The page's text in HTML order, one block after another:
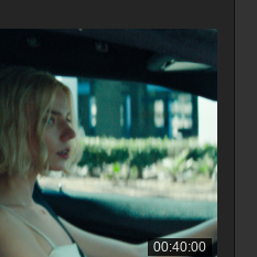
00:40:00